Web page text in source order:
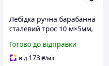
Лебідка ручна барабанна
сталевий трос 10 м×5мм,
Готово до відправки
від 173₴/міс